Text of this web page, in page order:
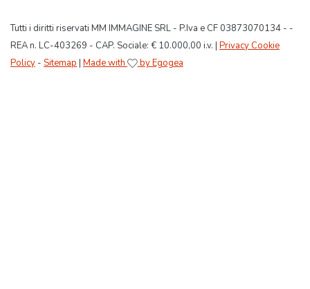
Tutti i diritti riservati MM IMMAGINE SRL - P.Iva e CF 03873070134 - -
REA n. LC-403269 - CAP. Sociale: € 10.000,00 i.v. | Privacy Cookie
Policy - Sitemap | Made with by Egogea